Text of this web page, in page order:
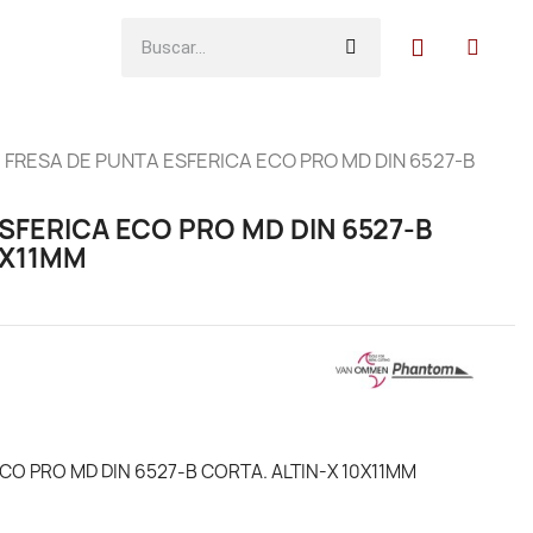
FRESA DE PUNTA ESFERICA ECO PRO MD DIN 6527-B
ECO PRO MD DIN 6527-B
PRO MD DIN 6527-B CORTA. ALTIN-X 10X11MM